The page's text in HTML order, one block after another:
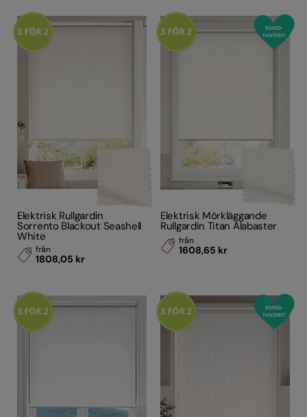
Elektrisk Rullgardin
Sorrento Blackout Seashell
White
från
1808,05 kr
Elektrisk Mörkläggande
Rullgardin Titan Alabaster
från
1608,65 kr